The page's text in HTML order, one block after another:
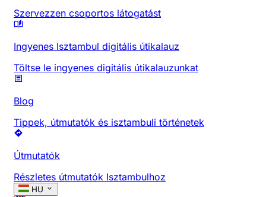
Szervezzen csoportos látogatást
Ingyenes Isztambul digitális útikalauz
Töltse le ingyenes digitális útikalauzunkat
Blog
Tippek, útmutatók és isztambuli történetek
Útmutatók
Részletes útmutatók Isztambulhoz
HU